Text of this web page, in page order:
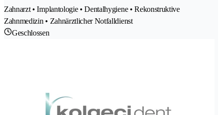
Zahnarzt • Implantologie • Dentalhygiene • Rekonstruktive
Zahnmedizin • Zahnärztlicher Notfalldienst
Geschlossen